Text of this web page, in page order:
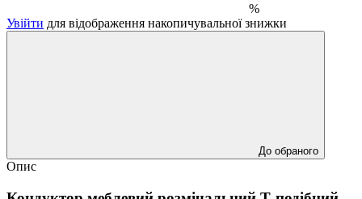
%
Увійти для відображення накопичувальної знижки
До обраного
Опис